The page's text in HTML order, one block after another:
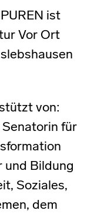
ist
Vor Ort
von:
für
und Bildung
Soziales,
dem